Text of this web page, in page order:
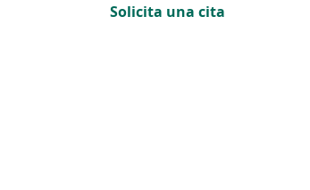
Solicita una cita